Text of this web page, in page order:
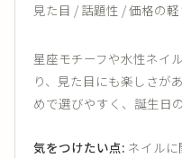
見た目 / 話題性 / 価格の軽
星座モチーフや水性ネイ
り、見た目にも楽しさが
めで選びやすく、誕生日
気をつけたい点: ネイルに